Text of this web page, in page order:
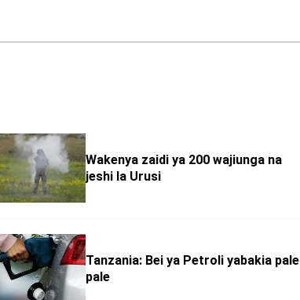
Wakenya zaidi ya 200 wajiunga na
jeshi la Urusi
Tanzania: Bei ya Petroli yabakia pale
pale